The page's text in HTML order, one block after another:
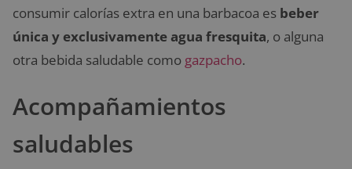
consumir calorías extra en una barbacoa es beber
única y exclusivamente agua fresquita, o alguna
otra bebida saludable como gazpacho.
Acompañamientos
saludables